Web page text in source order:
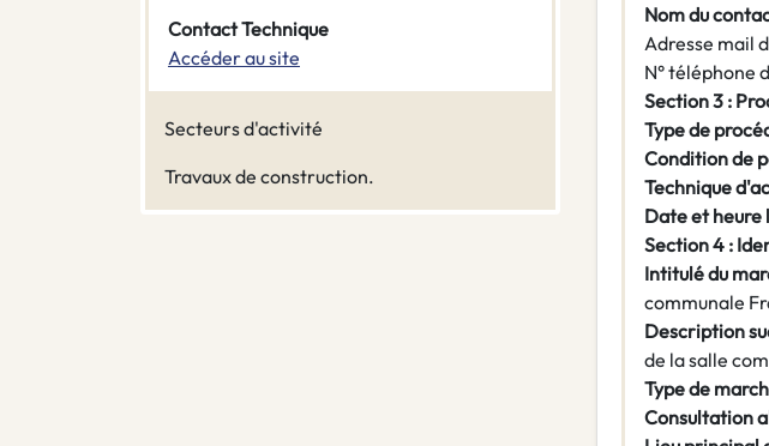
Contact Technique
Accéder au site
Secteurs d'activité
Travaux de construction.
Nom du
Adresse mail
N° téléphone
Section 3 :
Type de
Condition de
Technique
Date et heure
Section 4 :
Intitulé du
communale
Description
de la salle
Type de
Consultation